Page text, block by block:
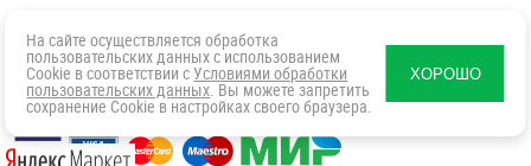
Политика в отношении обработки персональных данных
Согласие посетителя сайта на обработку персональных данны
На сайте осуществляется обработка
пользовательских данных с использованием
Cookie в соответствии с Условиями обработки
пользовательских данных. Вы можете запретить
сохранение Cookie в настройках своего браузера.
ХОРОШО